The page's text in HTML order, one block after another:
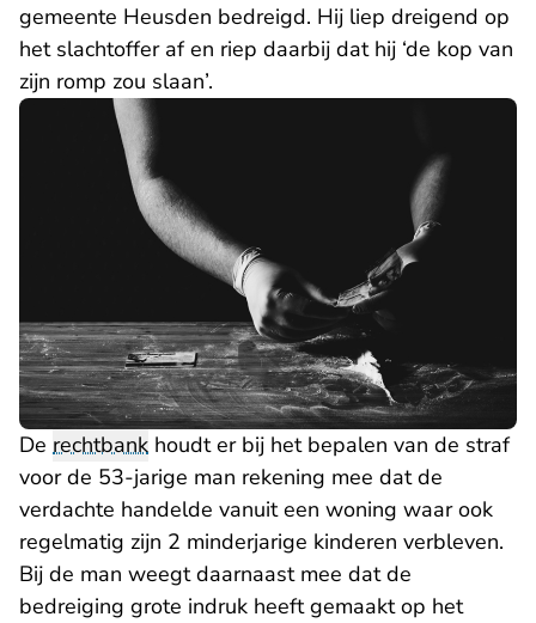
gemeente Heusden bedreigd. Hij liep dreigend op
het slachtoffer af en riep daarbij dat hij ‘de kop van
zijn romp zou slaan’.
De rechtbank houdt er bij het bepalen van de straf
voor de 53-jarige man rekening mee dat de
verdachte handelde vanuit een woning waar ook
regelmatig zijn 2 minderjarige kinderen verbleven.
Bij de man weegt daarnaast mee dat de
bedreiging grote indruk heeft gemaakt op het